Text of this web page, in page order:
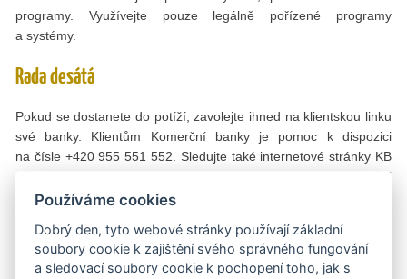
programy. Využívejte pouze legálně pořízené programy
a systémy.
Rada desátá
Pokud se dostanete do potíží, zavolejte ihned na klientskou linku
své banky. Klientům Komerční banky je pomoc k dispozici
na čísle +420 955 551 552. Sledujte také internetové stránky KB
Společně bezpečně, na kterých se dozvíte více o bezpečnosti
i aktuálních hrozbách. Kontaktování své banky neodkládejte,
Vím, že těchto rad může být i víc, ale toto je základní desatero
doporučení, jak se chovat, aby rizika spojená s útokem bylo
Používáme cookies
Dobrý den, tyto webové stránky používají základní
soubory cookie k zajištění svého správného fungování
a sledovací soubory cookie k pochopení toho, jak s